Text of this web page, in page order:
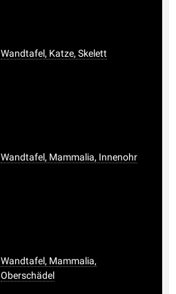
Wandtafel, Katze, Skelett
Wandtafel, Mammalia, Innenohr
Wandtafel, Mammalia,
Oberschädel